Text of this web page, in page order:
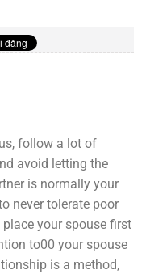
follow a lot of
avoid letting the
is normally your
never tolerate poor
your spouse first
to00 your spouse
is a method,